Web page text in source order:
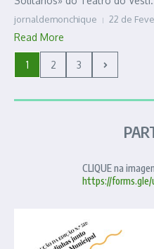
jornaldemonchique 22 de
Read More
1 2 3
CLIQUE na
https://forms.gle/